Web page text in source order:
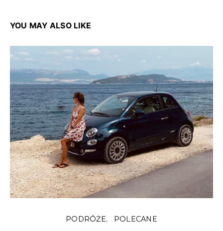
YOU MAY ALSO LIKE
PODRÓŻE POLECANE